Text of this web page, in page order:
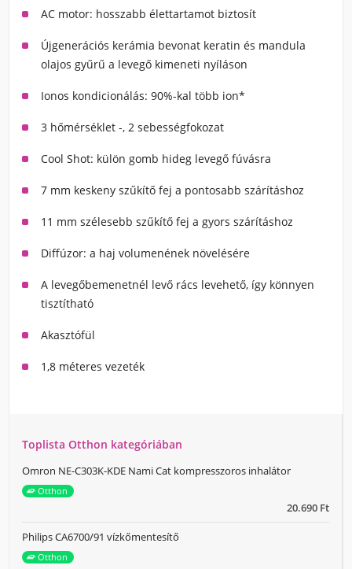
AC motor: hosszabb élettartamot biztosít
Újgenerációs kerámia bevonat keratin és mandula
olajos gyűrű a levegő kimeneti nyíláson
Ionos kondicionálás: 90%-kal több ion*
3 hőmérséklet -, 2 sebességfokozat
Cool Shot: külön gomb hideg levegő fúvásra
7 mm keskeny szűkítő fej a pontosabb szárításhoz
11 mm szélesebb szűkítő fej a gyors szárításhoz
Diffúzor: a haj volumenének növelésére
A levegőbemenetnél levő rács levehető, így könnyen
tisztítható
Akasztófül
1,8 méteres vezeték
Toplista Otthon kategóriában
20.690 Ft
Omron NE-C303K-KDE Nami Cat kompresszoros inhalátor
Otthon
Philips CA6700/91 vízkőmentesítő
Otthon